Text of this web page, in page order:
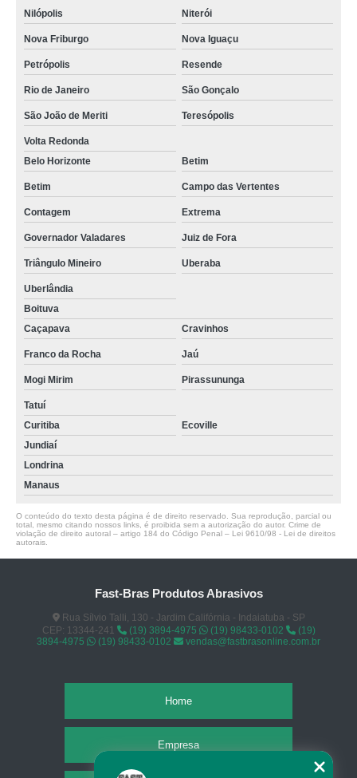
Nilópolis Niterói
Nova Friburgo Nova Iguaçu
Petrópolis Resende
Rio de Janeiro São Gonçalo
São João de Meriti Teresópolis
Volta Redonda
Belo Horizonte
Betim
Betim Campo das Vertentes
Contagem Extrema
Governador Valadares Juiz de Fora
Triângulo Mineiro Uberaba
Uberlândia
Boituva
Caçapava
Cravinhos
Franco da Rocha Jaú
Mogi Mirim Pirassununga
Tatuí
Curitiba
Ecoville
Jundiaí
Londrina
Manaus
O conteúdo do texto desta página é de direito reservado. Sua reprodução, parcial ou
total, mesmo citando nossos links, é proibida sem a autorização do autor. Crime de
violação de direito autoral – artigo 184 do Código Penal – Lei 9610/98 - Lei de direitos
autorais
Fast-Bras Produtos Abrasivos
Rua Sílvio Talli, 130 - Jardim Califórnia - Indaiatuba - SP
CEP: 13344-241
(19) 3894-4975 (19) 98433-0102
(19)
3894-4975
(19) 98433-0102 vendas@fastbrasonline.com.br
Home
Empresa